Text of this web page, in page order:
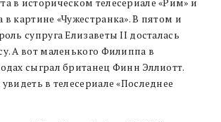
в историческом телесериале «Рим» и
картине «Чужестранка». В пятом и
супруга Елизаветы II досталась
А вот маленького Филиппа в
сыграл британец Финн Эллиотт.
в телесериале «Последнее